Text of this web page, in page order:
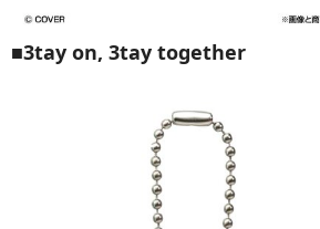
■3tay on, 3tay together